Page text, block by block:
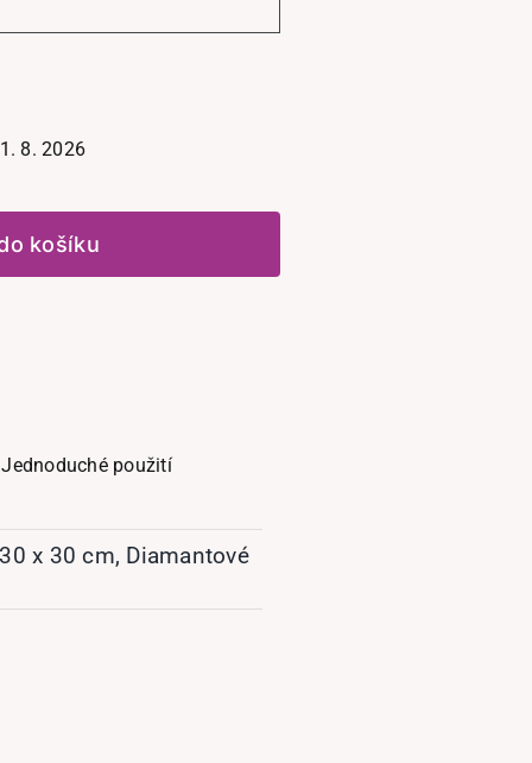
8. 2026
obraz
košíku
Jednoduché použití
x 30 cm, Diamantové